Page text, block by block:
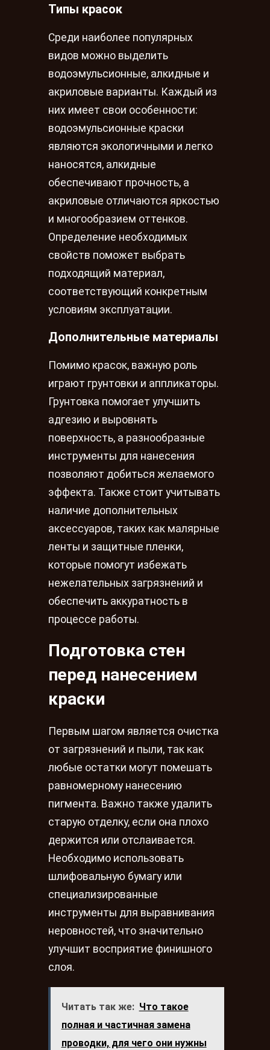
Типы красок
Среди наиболее популярных
видов можно выделить
водоэмульсионные, алкидные и
акриловые варианты. Каждый из
них имеет свои особенности:
водоэмульсионные краски
являются экологичными и легко
наносятся, алкидные
обеспечивают прочность, а
акриловые отличаются яркостью
и многообразием оттенков.
Определение необходимых
свойств поможет выбрать
подходящий материал,
соответствующий конкретным
условиям эксплуатации.
Дополнительные материалы
Помимо красок, важную роль
играют грунтовки и аппликаторы.
Грунтовка помогает улучшить
адгезию и выровнять
поверхность, а разнообразные
инструменты для нанесения
позволяют добиться желаемого
эффекта. Также стоит учитывать
наличие дополнительных
аксессуаров, таких как малярные
ленты и защитные пленки,
которые помогут избежать
нежелательных загрязнений и
обеспечить аккуратность в
процессе работы.
Подготовка стен
перед нанесением
краски
Первым шагом является очистка
от загрязнений и пыли, так как
любые остатки могут помешать
равномерному нанесению
пигмента. Важно также удалить
старую отделку, если она плохо
держится или отслаивается.
Необходимо использовать
шлифовальную бумагу или
специализированные
инструменты для выравнивания
неровностей, что значительно
улучшит восприятие финишного
слоя.
Читать так же: Что такое
полная и частичная замена
проводки, для чего они нужны